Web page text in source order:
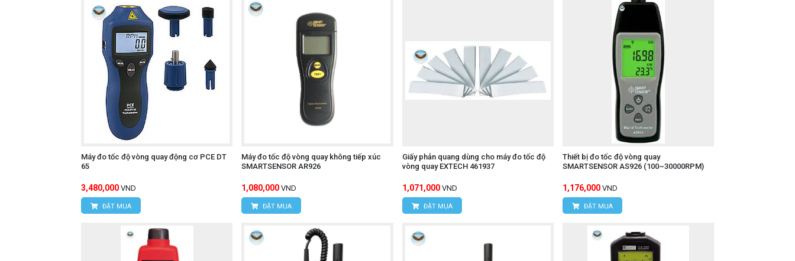
Máy đo tốc độ vòng quay động cơ PCE DT
65
3,480,000 VND
ĐẶT MUA
Máy đo tốc độ vòng quay không tiếp xúc
SMARTSENSOR AR926
1,080,000 VND
ĐẶT MUA
Giấy phản quang dùng cho máy đo tốc độ
vòng quay EXTECH 461937
1,071,000 VND
ĐẶT MUA
Thiết bị đo tốc độ vòng quay
SMARTSENSOR AS926 (100~30000RPM)
1,176,000 VND
ĐẶT MUA